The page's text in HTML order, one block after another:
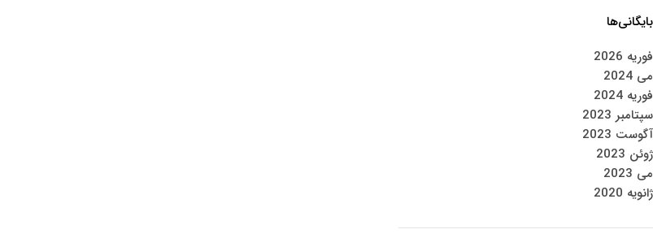
بایگانی‌ها
فوریه 2026
می 2024
فوریه 2024
سپتامبر 2023
آگوست 2023
ژوئن 2023
می 2023
ژانویه 2020